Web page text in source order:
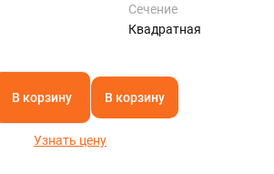
Сечение
Квадратная
В корзину В корзину
Узнать цену